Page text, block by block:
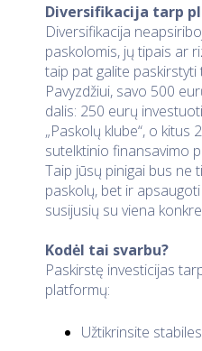
Diversifikacija tarp
Diversifikacija
paskolomis, jų tipais ar
taip pat galite
Pavyzdžiui, savo 500
dalis: 250 eurų
„Paskolų klube“, o kitus
sutelktinio finansavimo
Taip jūsų pinigai bus ne
paskolų, bet ir
susijusių su viena
Kodėl tai svarbu?
Paskirstę investicijas
platformų:
Užtikrinsite